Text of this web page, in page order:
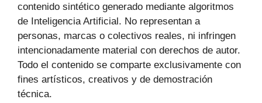
contenido sintético generado mediante algoritmos
de Inteligencia Artificial. No representan a
personas, marcas o colectivos reales, ni infringen
intencionadamente material con derechos de autor.
Todo el contenido se comparte exclusivamente con
fines artísticos, creativos y de demostración
técnica.